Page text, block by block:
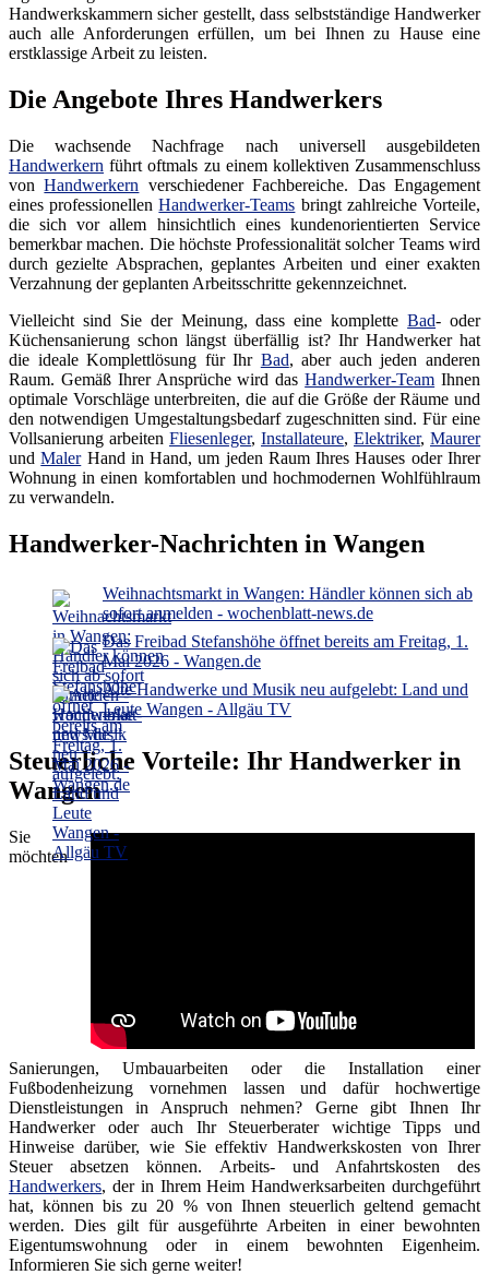
Handwerkskammern sicher gestellt, dass selbstständige Handwerker
auch alle Anforderungen erfüllen, um bei Ihnen zu Hause eine
erstklassige Arbeit zu leisten.
Die Angebote Ihres Handwerkers
Die wachsende Nachfrage nach universell ausgebildeten
Handwerkern führt oftmals zu einem kollektiven Zusammenschluss
vonHandwerkern verschiedener Fachbereiche. Das Engagement
eines professionellenHandwerker-Teams bringt zahlreiche Vorteile,
die sich vor allem hinsichtlich eines kundenorientierten Service
bemerkbar machen. Die höchste Professionalität solcher Teams wird
durch gezielte Absprachen, geplantes Arbeiten und einer exakten
Verzahnung der geplanten Arbeitsschritte gekennzeichnet.
Vielleicht sind Sie der Meinung, dass eine kompletteBad- oder
Küchensanierung schon längst überfällig ist? Ihr Handwerker hat
die ideale Komplettlösung für Ihr Bad, aber auch jeden anderen
Raum. Gemäß Ihrer Ansprüche wird dasHandwerker-Team Ihnen
optimale Vorschläge unterbreiten, die auf die Größe der Räume und
den notwendigen Umgestaltungsbedarf zugeschnitten sind. Für eine
Vollsanierung arbeiten Fliesenleger, Installateure, Elektriker, Maurer
undMalerHand in Hand, um jeden Raum Ihres Hauses oder Ihrer
Wohnung in einen komfortablen und hochmodernen Wohlfühlraum
zu verwandeln.
Handwerker-Nachrichten in Wangen
Weihnachtsmarkt in Wangen: Händler können sich ab
sofort anmelden - wochenblatt-news.de
Das Freibad Stefanshöhe öffnet bereits am Freitag, 1.
Mai 2026 - Wangen.de
Alte Handwerke und Musik neu aufgelebt: Land und
Leute Wangen - Allgäu TV
Steuerliche Vorteile: Ihr Handwerker in
Wangen
Sie
möchten
Sanierungen, Umbauarbeiten oder die Installation einer
Fußbodenheizung vornehmen lassen und dafür hochwertige
Dienstleistungen in Anspruch nehmen? Gerne gibt Ihnen Ihr
Handwerker oder auch Ihr Steuerberater wichtige Tipps und
Hinweise darüber, wie Sie effektiv Handwerkskosten von Ihrer
Steuer absetzen können. Arbeits- und Anfahrtskosten des
Handwerkers, der in Ihrem Heim Handwerksarbeiten durchgeführt
hat, können bis zu 20 % von Ihnen steuerlich geltend gemacht
werden. Dies gilt für ausgeführte Arbeiten in einer bewohnten
Eigentumswohnung oder in einem bewohnten Eigenheim.
Informieren Sie sich gerne weiter!